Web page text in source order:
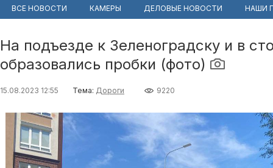
ВСЕ НОВОСТИ КАМЕРЫ ДЕЛОВЫЕ НОВОСТИ НАШИ
На подъезде к Зеленоградску и в
образовались пробки (фото)
15.08.2023 12:55 Тема: Дороги 9220